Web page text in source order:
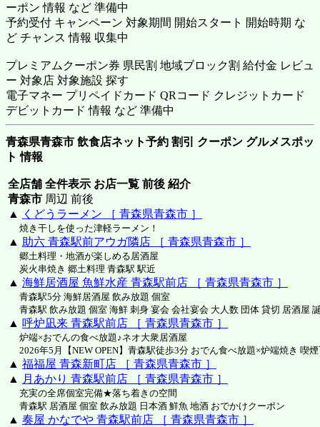
ーポン 情報 など 準備中
予約受付 キャンペーン 対象期間 開始スタート 開始時期 な
ど チャンス 情報 収集中
プレミアムクーポン券 県民割 地域ブロック割 給付金 レビュ
ー 対象店 対象施設 探す
電子マネー プリペイドカード QRコード クレジットカード
デビットカード 情報 など 準備中
青森県青森市 飲食店ネット予約 割引 クーポン グルメスポッ
ト 情報
全店舗 全件表示 お店一覧 前後 紹介
青森市 周辺 前後
▲
くどうラーメン ［ 青森県青森市 ］
焼き干しを使った津軽ラーメン！
▲ 助六 青森駅前アウガ隣店 ［ 青森県青森市 ］
郷土料理・地酒が楽しめる居酒屋
炭火串焼き 郷土料理 青森駅 駅近
▲ 海鮮居酒屋 魚鮮水産 青森駅前店 ［ 青森県青森市 ］
青森駅5分 海鮮居酒屋 飲み放題 個室
青森駅 飲み放題 個室 海鮮 刺身 宴会 会社宴会 大人数 団体 貸切 居酒屋
▲ 呼炉凪来 青森駅前店 ［ 青森県青森市 ］
炉端×おでんの食べ放題♪ネオ大衆居酒屋
2026年5月【NEW OPEN】青森駅徒歩3分 おでん食べ放題×炉端焼き 喫
▲ 福福屋 青森新町店 ［ 青森県青森市 ］
▲
月あかり 青森駅前店 ［ 青森県青森市 ］
充実の全席個室完備★落ち着きの空間
青森駅 居酒屋 個室 飲み放題 日本酒 鮮魚 地酒 おでかけクーポン
▲ 奏屋 かなでや 青森駅前店 ［ 青森県青森市 ］